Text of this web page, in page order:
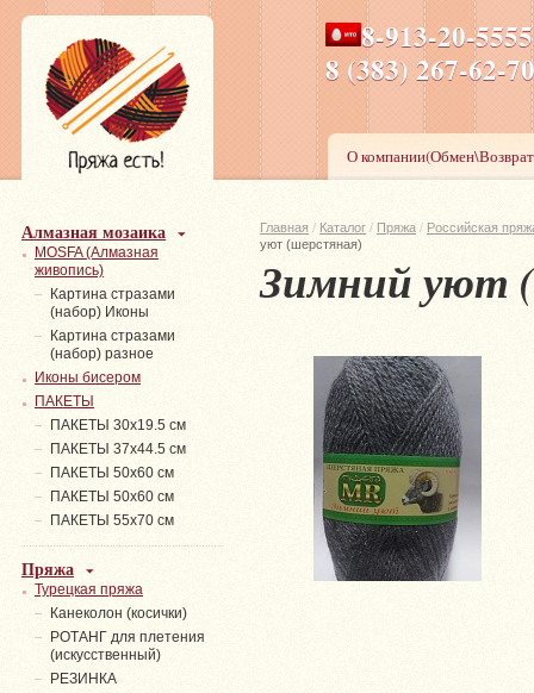
8-913-20-
8 (383) 267-
ПН-ПТ 8-17,СБ-ВС 9-
О
Главная / Каталог / Пряжа / Российская
уют (шерстяная)
Зимний уют
Алмазная мозаика
MOSFA (Алмазная
живопись)
Картина стразами
(набор) Иконы
Картина стразами
(набор) разное
Иконы бисером
ПАКЕТЫ
ПАКЕТЫ 30х19.5 см
ПАКЕТЫ 37х44.5 см
ПАКЕТЫ 50х60 см
ПАКЕТЫ 50х60 см
ПАКЕТЫ 55х70 см
Пряжа
Турецкая пряжа
Канеколон (косички)
РОТАНГ для плетения
(искусственный)
PЕЗИНКА